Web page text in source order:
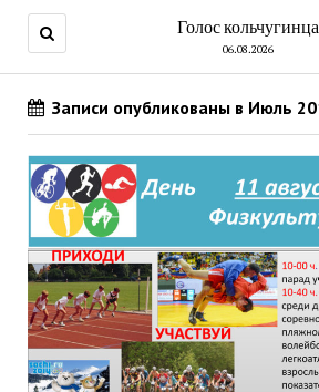
Голос кольчугинца
06.08.2026
Записи опубликованы в Июль